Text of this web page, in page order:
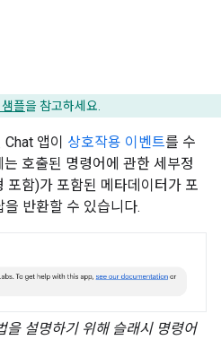
플을 참고하세요.
앱이 상호작용 이벤트를 수
호출된 명령어에 관한 세부정
포함)가 포함된 메타데이터가 포
반환할 수 있습니다.
을 설명하기 위해 슬래시 명령어